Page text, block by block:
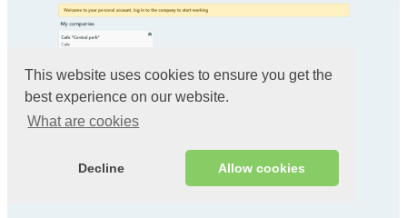
This website uses cookies to ensure you get the
best experience on our website.
What are cookies
Decline Allow cookies